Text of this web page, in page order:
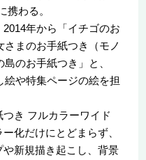
携わる。
2014年から「イチゴのお
まのお手紙つき（モノ
のお手紙つき」と、
絵や特集ページの絵を担
き フルカラーワイド
化だけにとどまらず、
新規描き起こし、背景